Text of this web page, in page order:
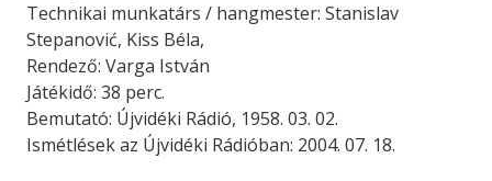
Technikai munkatárs / hangmester: Stanislav
Stepanović, Kiss Béla,
Rendező: Varga István
Játékidő: 38 perc.
Bemutató: Újvidéki Rádió, 1958. 03. 02.
Ismétlések az Újvidéki Rádióban: 2004. 07. 18.